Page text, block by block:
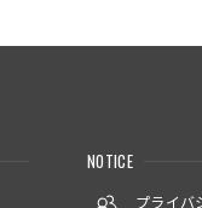
NOTICE
プライバ